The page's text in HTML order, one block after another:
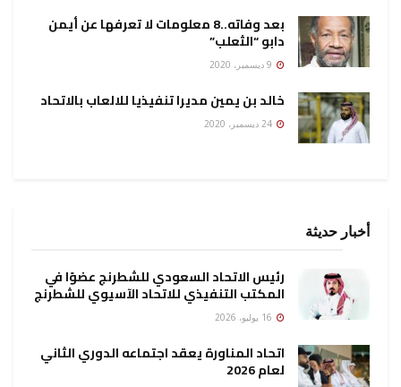
بعد وفاته..8 معلومات لا تعرفها عن أيمن
دابو “الثعلب”
خالد بن يمين مديرا تنفيذيا للالعاب بالاتحاد
أخبار حديثة
رئيس الاتحاد السعودي للشطرنج عضوًا في
المكتب التنفيذي للاتحاد الآسيوي للشطرنج
اتحاد المناورة يعقد اجتماعه الدوري الثاني
لعام 2026